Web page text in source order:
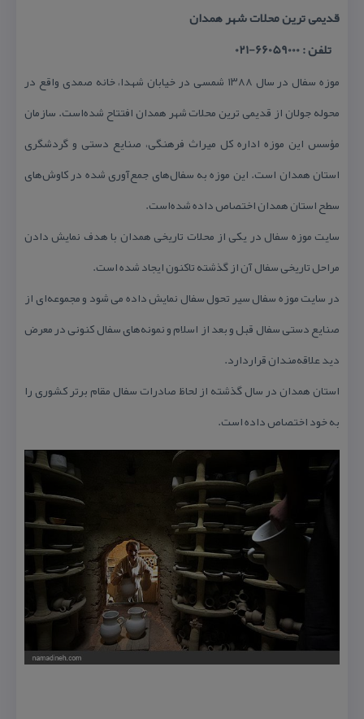
قدیمی ترین محلات شهر همدان
تلفن : 66059000-021
موزه سفال در سال ۱۳۸۸ شمسی در خیابان شهدا، خانه صمدی واقع در
محوله جولان از قدیمی ترین محلات شهر همدان افتتاح شده‌است. سازمان
مؤسس این موزه اداره كل میراث فرهنگی، صنایع دستی و گردشگری
استان همدان است. این موزه به سفال‌های جمع‌آوری شده در كاوش‌های
سطح استان همدان اختصاص داده شده‌است.
سایت موزه سفال در یكی از محلات تاریخی همدان با هدف نمایش دادن
مراحل تاریخی سفال آن از گذشته تاكنون ایجاد شده است.
در سایت موزه سفال سیر تحول سفال نمایش داده می شود و مجموعه‌ای از
صنایع دستی سفال قبل و بعد از اسلام و نمونه‌های سفال كنونی در معرض
دید علاقه‌مندان قراردارد.
استان همدان در سال گذشته از لحاظ صادرات سفال مقام برتر كشوری را
به خود اختصاص داده است.